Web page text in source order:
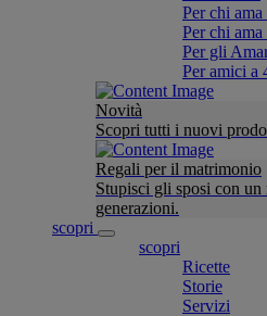
Per chi ama
Per chi
Per gli
Per amici a
Novità
Scopri tutti i nuovi
Regali per il matrimonio
Stupisci gli sposi con un
generazioni.
scopri
scopri
Ricette
Storie
Servizi